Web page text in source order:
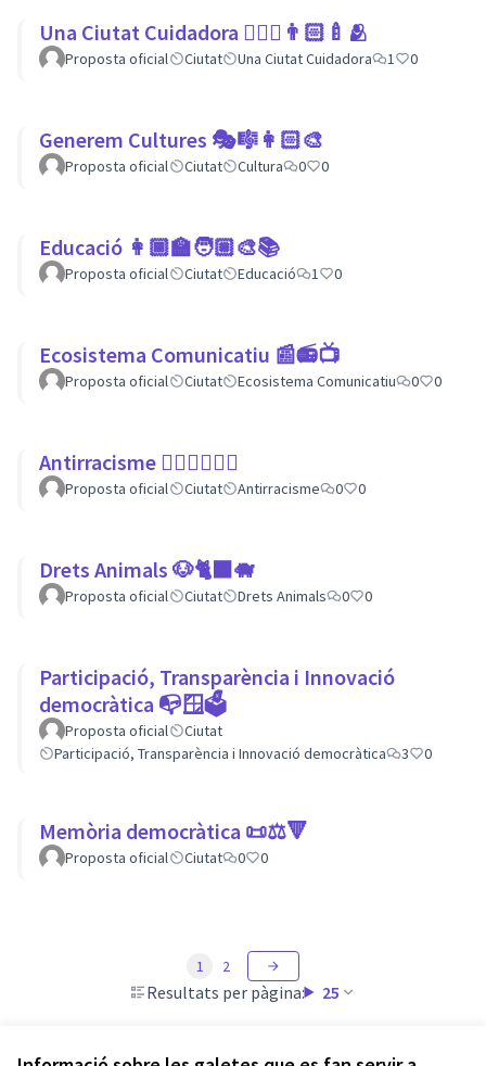
Una Ciutat Cuidadora 💆🏾‍♀️👨🏻‍🍼🫂
Proposta oficial Ciutat Una Ciutat Cuidadora 1 0
Generem Cultures 🎭🎼👩🏻‍🎨
Proposta oficial Ciutat Cultura 0 0
Educació 👩🏾‍🏫🧑🏼‍🎨📚
Proposta oficial Ciutat Educació 1 0
Ecosistema Comunicatiu 📰📻📺
Proposta oficial Ciutat Ecosistema Comunicatiu 0 0
Antirracisme ✊🏾✊🏼✊🏿
Proposta oficial Ciutat Antirracisme 0 0
Drets Animals 🐶🐈‍⬛️🐗
Proposta oficial Ciutat Drets Animals 0 0
Participació, Transparència i Innovació
democràtica 📭🪟🗳
Proposta oficial
Ciutat
Participació, Transparència i Innovació democràtica
3 0
Memòria democràtica 📜⚖️🔻
Proposta oficial Ciutat 0 0
Resultats per pàgina: 25
1 2